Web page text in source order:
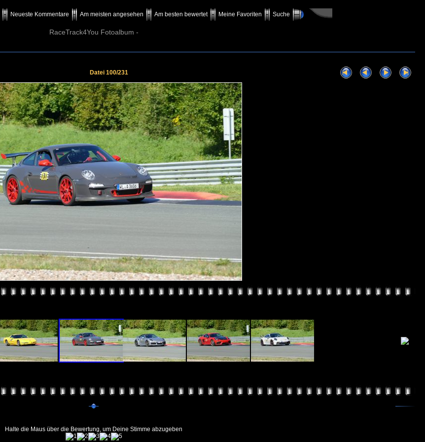
Neueste Kommentare Am meisten angesehen Am besten bewertet Meine Favoriten Suche
RaceTrack4You Fotoalbum -
Datei 100/231
Halte die Maus über die Bewertung, um Deine Stimme abzugeben